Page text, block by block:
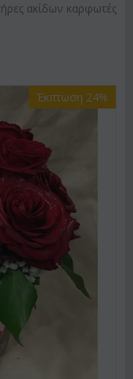
ακίδων καρφωτές
Έκπτωση 24%